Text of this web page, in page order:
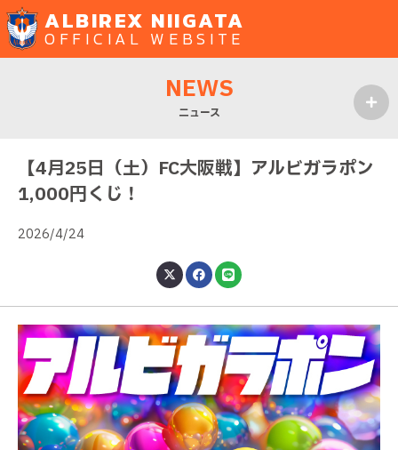
ALBIREX NIIGATA
OFFICIAL WEBSITE
NEWS
ニュース
【4月25日（土）FC大阪戦】アルビガラポン
1,000円くじ！
2026/4/24